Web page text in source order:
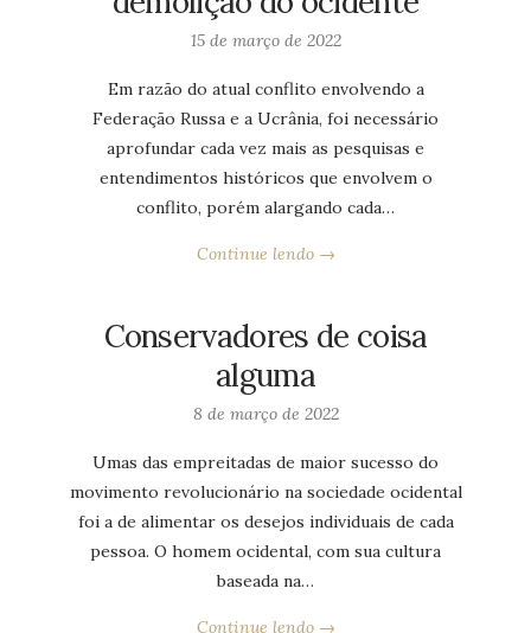
15 de março de 2022
Em razão do atual conflito envolvendo a
Federação Russa e a Ucrânia, foi necessário
aprofundar cada vez mais as pesquisas e
entendimentos históricos que envolvem o
conflito, porém alargando cada…
Continue lendo →
Conservadores de coisa
alguma
8 de março de 2022
Umas das empreitadas de maior sucesso do
movimento revolucionário na sociedade ocidental
foi a de alimentar os desejos individuais de cada
pessoa. O homem ocidental, com sua cultura
baseada na…
Continue lendo →